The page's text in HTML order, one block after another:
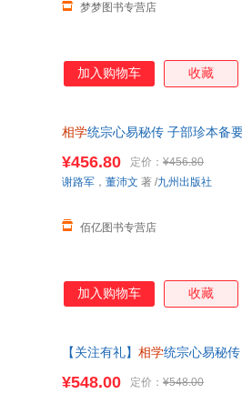
梦梦图书专营店
加入购物车 收藏
相学统宗心易秘传 子部珍本备
均可开票】
¥456.80 定价： ¥456.80
佰亿图书专营店
谢路军 ， 董沛文 著 /九州出版社
加入购物车 收藏
【关注有礼】 相学统宗心易秘
¥548.00 定价： ¥548.00